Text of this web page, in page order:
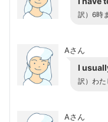
訳）6時
Aさん
I
訳）わた
Aさん